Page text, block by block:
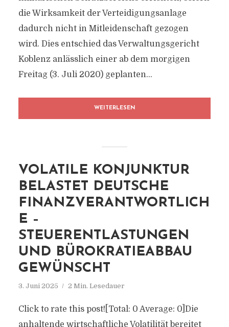
die Wirksamkeit der Verteidigungsanlage
dadurch nicht in Mitleidenschaft gezogen
wird. Dies entschied das Verwaltungsgericht
Koblenz anlässlich einer ab dem morgigen
Freitag (3. Juli 2020) geplanten...
WEITERLESEN
VOLATILE KONJUNKTUR
BELASTET DEUTSCHE
FINANZVERANTWORTLICH
E –
STEUERENTLASTUNGEN
UND BÜROKRATIEABBAU
GEWÜNSCHT
3. Juni 2025 2 Min. Lesedauer
Click to rate this post![Total: 0 Average: 0]Die
anhaltende wirtschaftliche Volatilität bereitet